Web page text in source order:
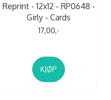
Reprint - 12x12 - RP0648 -
Girly - Cards
17,00,-
KJØP